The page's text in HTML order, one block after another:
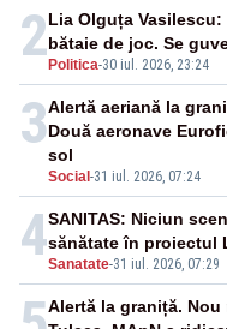
2 Politica-30 iul. 2026, 23:24
Lia Olguța
bătaie de joc. Se
3
Social -31 iul. 2026, 07:24
Alertă aeriană la
Două aeronave
sol
4Sanatate-31 iul. 2026, 07:29
SANITAS: Niciun
sănătate în proiectul
Alertă la graniță.